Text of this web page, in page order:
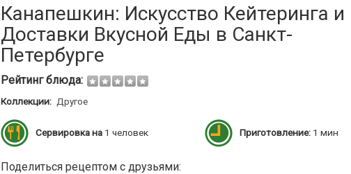
Канапешкин: Искусство Кейтеринга и
Доставки Вкусной Еды в Санкт-
Петербурге
Рейтинг блюда:
Коллекции: Другое
Сервировка на 1 человек Приготовление: 1 мин
Поделиться рецептом с друзьями: